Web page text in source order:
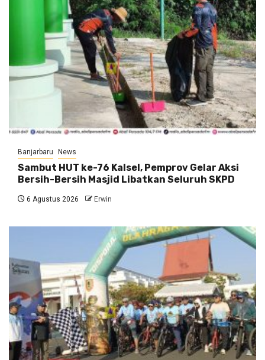
Banjarbaru News
Sambut HUT ke-76 Kalsel, Pemprov Gelar Aksi
Bersih-Bersih Masjid Libatkan Seluruh SKPD
6 Agustus 2026 Erwin